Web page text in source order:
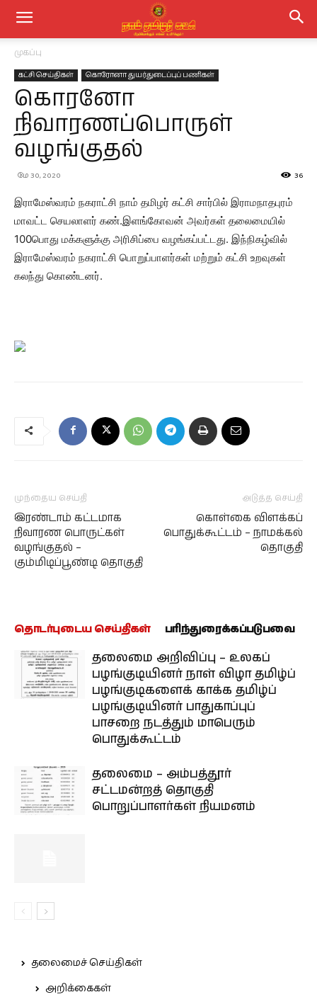
முகப்பு
கட்சி செய்திகள் கொரோனா துயர்துடைப்புப் பணிகள்
கொரனோ
நிவாரணப்பொருள்
வழங்குதல்
மே 30, 2020 36
இராமேஸ்வரம் நகராட்சி நாம் தமிழர் கட்சி சார்பில் இராமநாதபுரம்
மாவட்ட செயலாளர் கண்.இளங்கோவன் அவர்கள் தலைமையில்
100பொது மக்களுக்கு அரிசிப்பை வழங்கப்பட்டது. இந்நிகழ்வில்
இராமேஸ்வரம் நகராட்சி பொறுப்பாளர்கள் மற்றும் கட்சி உறவுகள்
கலந்து கொண்டனர்.
முந்தைய செய்தி
இரண்டாம் கட்டமாக
நிவாரண பொருட்கள்
வழங்குதல் –
கும்மிடிப்பூண்டி தொகுதி
அடுத்த செய்தி
கொள்கை விளக்கப்
பொதுக்கூட்டம் – நாமக்கல்
தொகுதி
தொடர்புடைய செய்திகள் பரிந்துரைக்கப்படுபவை
தலைமை அறிவிப்பு – உலகப்
பழங்குடியினர் நாள் விழா தமிழ்ப்
பழங்குடிகளைக் காக்க தமிழ்ப்
பழங்குடியினர் பாதுகாப்புப்
பாசறை நடத்தும் மாபெரும்
பொதுக்கூட்டம்
தலைமை – அம்பத்தூர்
சட்டமன்றத் தொகுதி
பொறுப்பாளர்கள் நியமனம்
தலைமைச் செய்திகள்
அறிக்கைகள்